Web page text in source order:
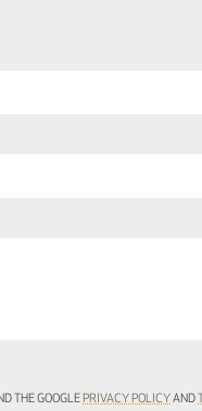
THE GOOGLE PRIVACY POLICY AND